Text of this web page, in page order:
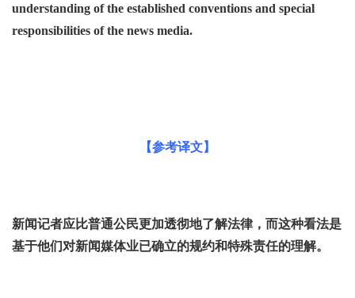
understanding of the established conventions and special
responsibilities ofthe news media.
【参考译文】
新闻记者应比普通公民更加透彻地了解法律，而这种看法是
基于他们对新闻媒体业已确立的规约和特殊责任的理解。